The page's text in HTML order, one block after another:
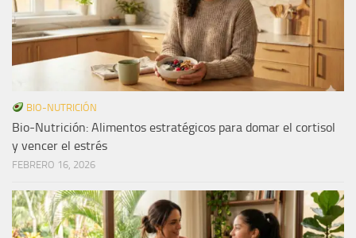
BIO-NUTRICIÓN
Bio-Nutrición: Alimentos estratégicos para domar el cortisol
y vencer el estrés
FEBRERO 16, 2026